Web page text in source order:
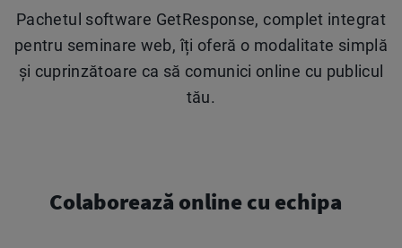
Pachetul software GetResponse, complet integrat
pentru seminare web, îți oferă o modalitate simplă
și cuprinzătoare ca să comunici online cu publicul
tău.
Colaborează online cu echipa